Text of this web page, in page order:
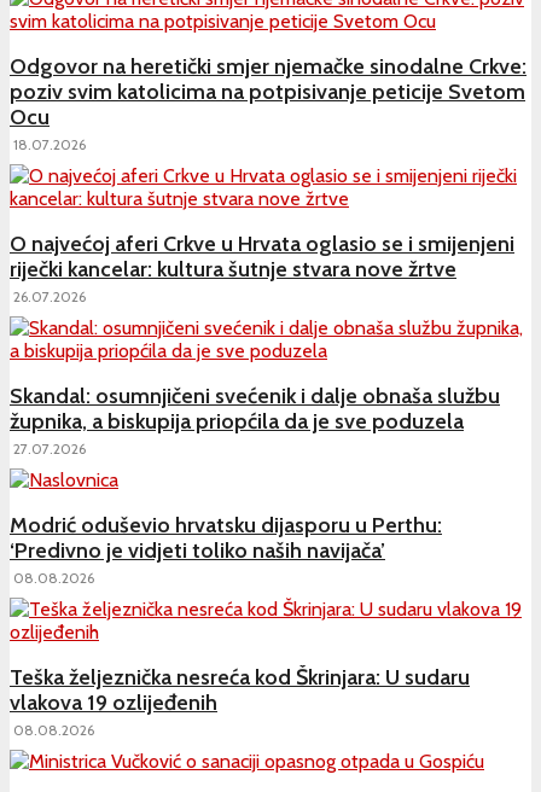
Odgovor na heretički smjer njemačke sinodalne Crkve:
poziv svim katolicima na potpisivanje peticije Svetom
Ocu
18.07.2026
O najvećoj aferi Crkve u Hrvata oglasio se i smijenjeni
riječki kancelar: kultura šutnje stvara nove žrtve
26.07.2026
Skandal: osumnjičeni svećenik i dalje obnaša službu
župnika, a biskupija priopćila da je sve poduzela
27.07.2026
Modrić oduševio hrvatsku dijasporu u Perthu:
‘Predivno je vidjeti toliko naših navijača’
08.08.2026
Teška željeznička nesreća kod Škrinjara: U sudaru
vlakova 19 ozlijeđenih
08.08.2026